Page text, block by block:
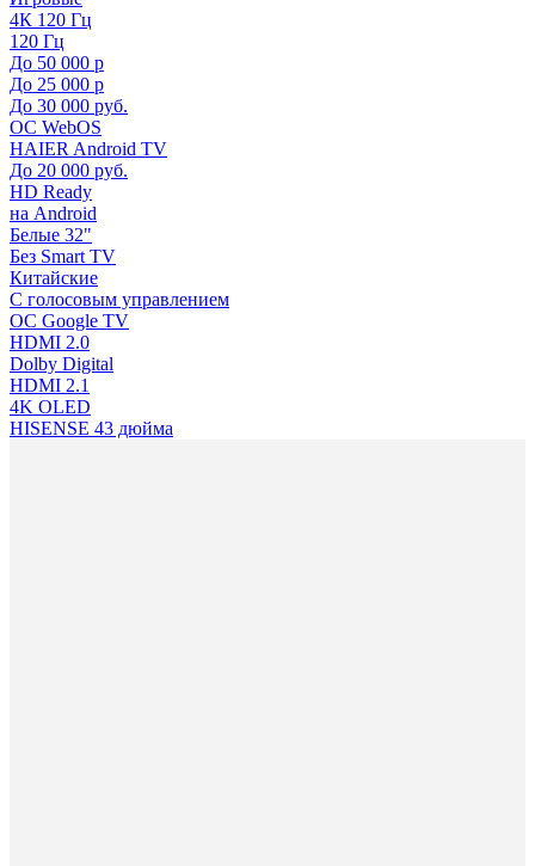
4К 120 Гц
120 Гц
До 50 000 р
До 25 000 р
До 30 000 руб.
ОС WebOS
HAIER Android TV
До 20 000 руб.
HD Ready
на Android
Белые 32"
Без Smart TV
Китайские
С голосовым управлением
ОС Google TV
HDMI 2.0
Dolby Digital
HDMI 2.1
4K OLED
HISENSE 43 дюйма